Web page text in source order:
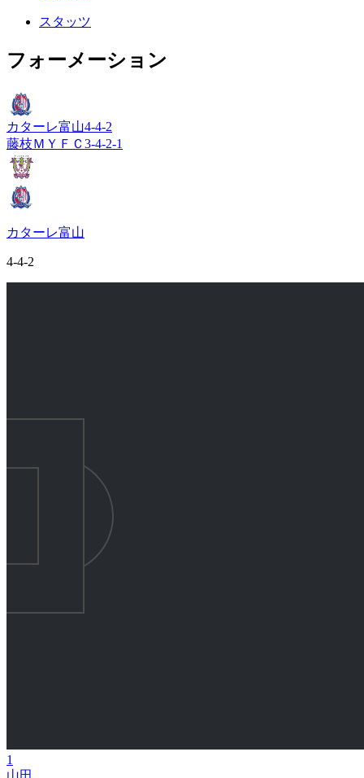
スタッツ
フォーメーション
カターレ富山4-4-2
藤枝ＭＹＦＣ 3-4-2-1
カターレ富山
4-4-2
1